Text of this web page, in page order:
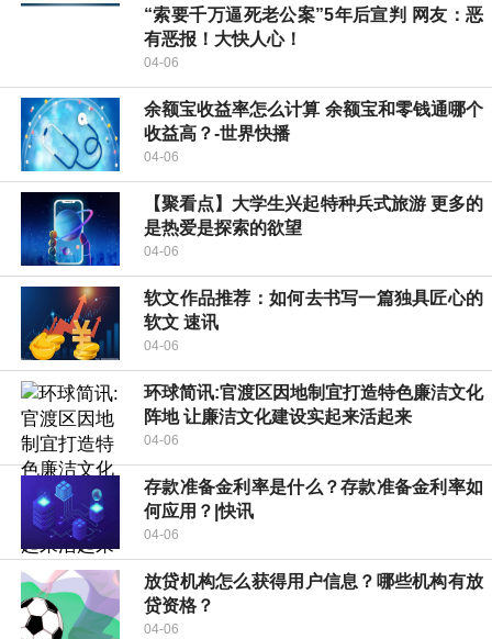
“索要千万逼死老公案”5年后宣判 网友：恶
有恶报！大快人心！
04-06
余额宝收益率怎么计算 余额宝和零钱通哪个
收益高？-世界快播
04-06
【聚看点】大学生兴起特种兵式旅游 更多的
是热爱是探索的欲望
04-06
软文作品推荐：如何去书写一篇独具匠心的
软文 速讯
04-06
环球简讯:官渡区因地制宜打造特色廉洁文化
阵地 让廉洁文化建设实起来活起来
04-06
存款准备金利率是什么？存款准备金利率如
何应用？|快讯
04-06
放贷机构怎么获得用户信息？哪些机构有放
贷资格？
04-06